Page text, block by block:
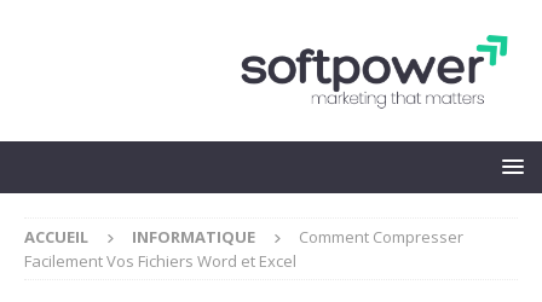
ACCUEIL INFORMATIQUE
Comment Compresser
Facilement Vos Fichiers Word et Excel